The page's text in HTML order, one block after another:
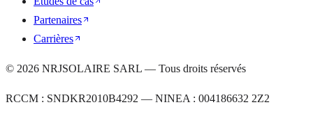
Partenaires
Carrières
© 2026 NRJSOLAIRE SARL — Tous droits réservés
RCCM : SNDKR2010B4292 — NINEA : 004186632 2Z2